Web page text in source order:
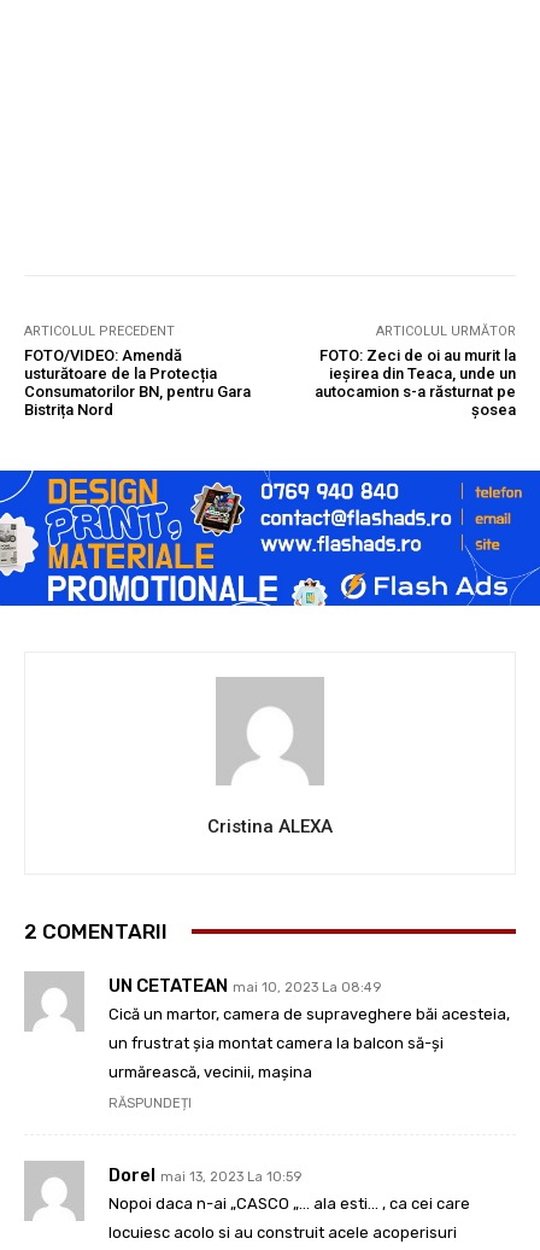
ARTICOLUL PRECEDENT
FOTO/VIDEO: Amendă
usturătoare de la Protecția
Consumatorilor BN, pentru Gara
Bistrița Nord
ARTICOLUL URMĂTOR
FOTO: Zeci de oi au murit la
ieșirea din Teaca, unde un
autocamion s-a răsturnat pe
șosea
Cristina ALEXA
2 COMENTARII
UN CETATEAN mai 10, 2023 La 08:49
Cică un martor, camera de supraveghere băi acesteia,
un frustrat șia montat camera la balcon să-și
urmărească, vecinii, mașina
RĂSPUNDEȚI
Dorel mai 13, 2023 La 10:59
Nopoi daca n-ai „CASCO „… ala esti… , ca cei care
locuiesc acolo si au construit acele acoperisuri